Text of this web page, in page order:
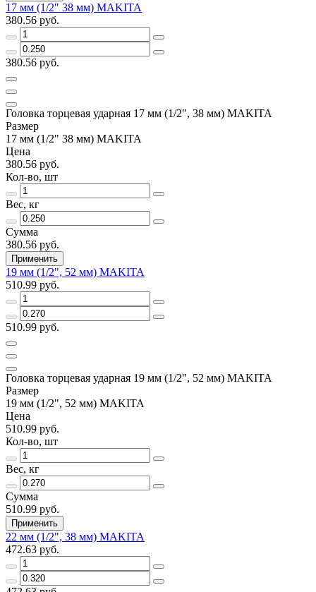
17 мм (1/2" 38 мм) MAKITA
380.56 руб.
380.56 руб.
Головка торцевая ударная 17 мм (1/2", 38 мм) MAKITA
Размер
17 мм (1/2" 38 мм) MAKITA
Цена
380.56 руб.
Кол-во, шт
Вес, кг
Сумма
380.56 руб.
Применить
19 мм (1/2", 52 мм) MAKITA
510.99 руб.
510.99 руб.
Головка торцевая ударная 19 мм (1/2", 52 мм) MAKITA
Размер
19 мм (1/2", 52 мм) MAKITA
Цена
510.99 руб.
Кол-во, шт
Вес, кг
Сумма
510.99 руб.
Применить
22 мм (1/2", 38 мм) MAKITA
472.63 руб.